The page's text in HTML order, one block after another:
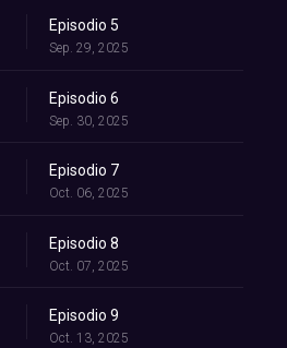
Episodio 5
Sep. 29, 2025
Episodio 6
Sep. 30, 2025
Episodio 7
Oct. 06, 2025
Episodio 8
Oct. 07, 2025
Episodio 9
Oct. 13, 2025